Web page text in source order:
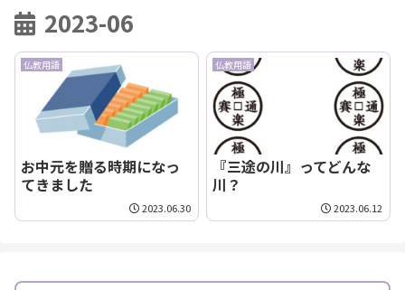
2023-06
仏教用語
お中元を贈る時期になっ
てきました
2023.06.30
仏教用語
『三途の川』ってどんな
川？
2023.06.12